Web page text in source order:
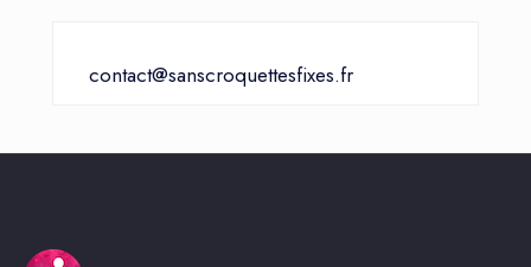
contact@sanscroquettesfixes.fr